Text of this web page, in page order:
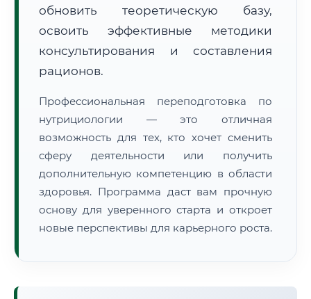
• Маршрут транзита:
~1 913 км
• Экспресс-доставка СДЭК / Почтой:3–5 рабочих дней
📜 Документы и аккредитация
🔍Нажмите на документ для увеличения и просмотра
обновить теоретическую базу,
освоить эффективные методики
консультирования и составления
рационов.
Профессиональная переподготовка по
нутрициологии — это отличная
возможность для тех, кто хочет сменить
сферу деятельности или получить
дополнительную компетенцию в области
здоровья. Программа даст вам прочную
основу для уверенного старта и откроет
новые перспективы для карьерного роста.